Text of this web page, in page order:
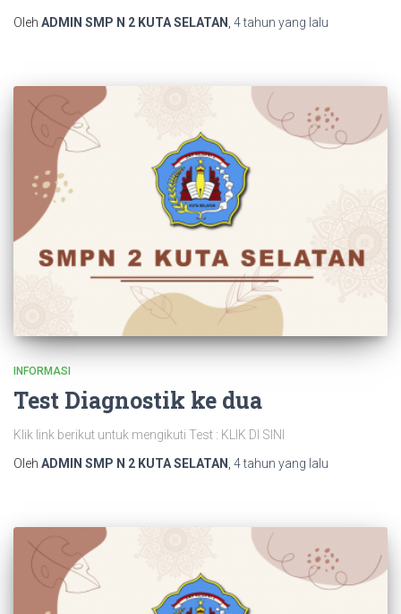
Oleh ADMIN SMP N 2 KUTA SELATAN , 4 tahun yang lalu
INFORMASI
Test Diagnostik ke dua
Klik link berikut untuk mengikuti Test : KLIK DI SINI
Oleh ADMIN SMP N 2 KUTA SELATAN 4 tahun yang lalu